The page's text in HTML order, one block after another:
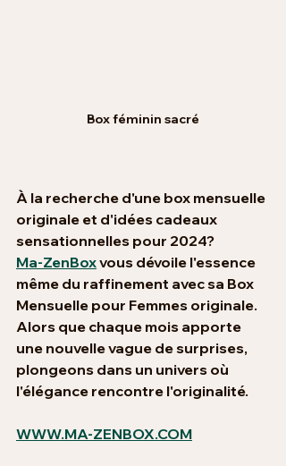
Box féminin sacré
À la recherche d'une box mensuelle
originale et d'idées cadeaux
sensationnelles pour 2024?
Ma-ZenBox vous dévoile l'essence
même du raffinement avec sa Box
Mensuelle pour Femmes originale.
Alors que chaque mois apporte
une nouvelle vague de surprises,
plongeons dans un univers où
l'élégance rencontre l'originalité.
WWW.MA-ZENBOX.COM